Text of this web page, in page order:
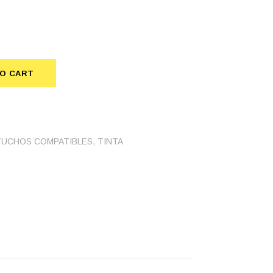
quantity
CART
COMPATIBLES, TINTA